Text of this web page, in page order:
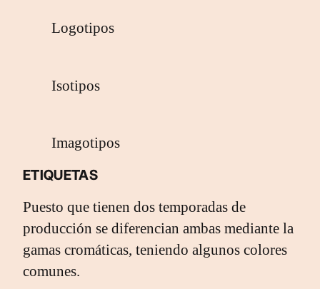
Logotipos
Isotipos
Imagotipos
ETIQUETAS
Puesto que tienen dos temporadas de
producción se diferencian ambas mediante la
gamas cromáticas, teniendo algunos colores
comunes.